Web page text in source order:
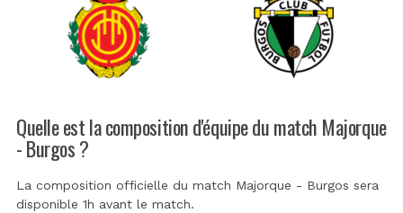
Quelle est la composition d'équipe du match Majorque
- Burgos ?
La composition officielle du match Majorque - Burgos sera
disponible 1h avant le match.